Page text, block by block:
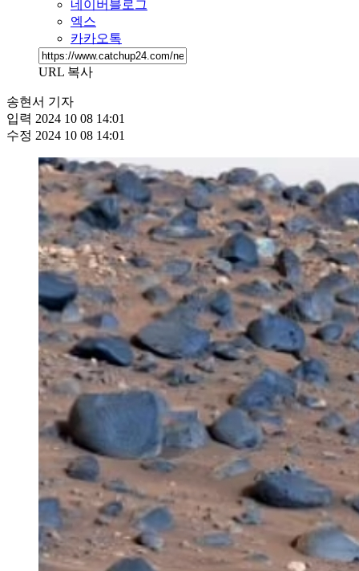
네이버블로그
엑스
카카오톡
URL 복사
송현서 기자
입력 2024 10 08 14:01
수정 2024 10 08 14:01